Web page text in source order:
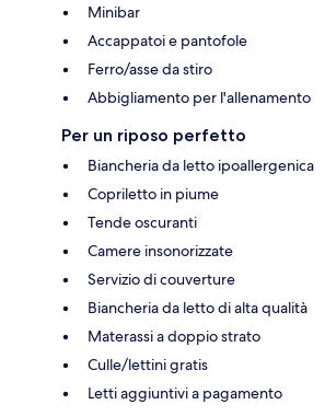
Minibar
Accappatoi e pantofole
Ferro/asse da stiro
Abbigliamento per l'allenamento
Per un riposo perfetto
Biancheria da letto ipoallergenica
Copriletto in piume
Tende oscuranti
Camere insonorizzate
Servizio di couverture
Biancheria da letto di alta qualità
Materassi a doppio strato
Culle/lettini gratis
Letti aggiuntivi a pagamento